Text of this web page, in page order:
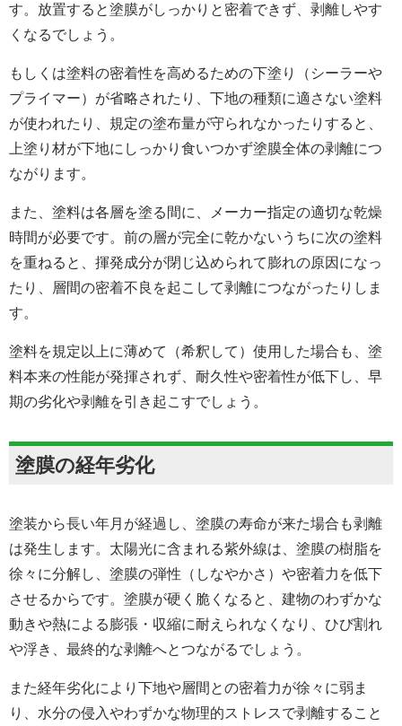
す。放置すると塗膜がしっかりと密着できず、剥離しやす
くなるでしょう。
もしくは塗料の密着性を高めるための下塗り（シーラーや
プライマー）が省略されたり、下地の種類に適さない塗料
が使われたり、規定の塗布量が守られなかったりすると、
上塗り材が下地にしっかり食いつかず塗膜全体の剥離につ
ながります。
また、塗料は各層を塗る間に、メーカー指定の適切な乾燥
時間が必要です。前の層が完全に乾かないうちに次の塗料
を重ねると、揮発成分が閉じ込められて膨れの原因になっ
たり、層間の密着不良を起こして剥離につながったりしま
す。
塗料を規定以上に薄めて（希釈して）使用した場合も、塗
料本来の性能が発揮されず、耐久性や密着性が低下し、早
期の劣化や剥離を引き起こすでしょう。
塗膜の経年劣化
塗装から長い年月が経過し、塗膜の寿命が来た場合も剥離
は発生します。太陽光に含まれる紫外線は、塗膜の樹脂を
徐々に分解し、塗膜の弾性（しなやかさ）や密着力を低下
させるからです。塗膜が硬く脆くなると、建物のわずかな
動きや熱による膨張・収縮に耐えられなくなり、ひび割れ
や浮き、最終的な剥離へとつながるでしょう。
また経年劣化により下地や層間との密着力が徐々に弱ま
り、水分の侵入やわずかな物理的ストレスで剥離すること